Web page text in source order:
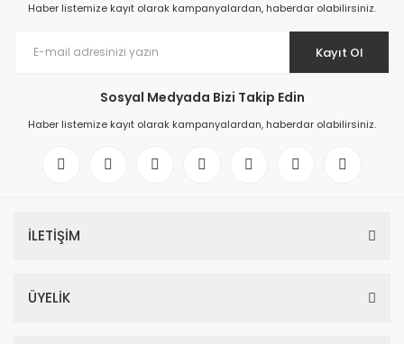
Haber listemize kayıt olarak kampanyalardan, haberdar olabilirsiniz.
Kayıt Ol
Sosyal Medyada Bizi Takip Edin
Haber listemize kayıt olarak kampanyalardan, haberdar olabilirsiniz.
İLETİŞİM
ÜYELİK